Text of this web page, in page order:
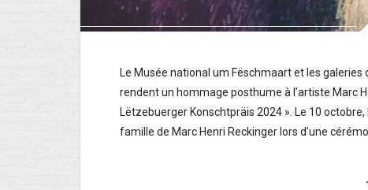
Le Musée national um Fëschmaart et les galeries
rendent un hommage posthume à l’artiste Marc
Lëtzebuerger Konschtpräis 2024 ». Le 10
famille de Marc Henri Reckinger lors d’une